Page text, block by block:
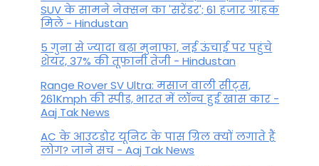
SUV के सामने नेक्सन का 'सरेंडर'; 61 हजार ग्राहक
मिले - Hindustan
5 गुना से ज्यादा बढ़ा मुनाफा, नई ऊंचाई पर पहुंचे
शेयर, 37% की तूफानी तेजी - Hindustan
Range Rover SV Ultra: मसाज वाली सीट्स,
261Kmph की स्पीड, भारत में लॉन्च हुई खास कार -
Aaj Tak News
AC के आउटडोर यूनिट के पास ग्रिल क्यों लगाते हैं
लोग? जाने सच - Aaj Tak News